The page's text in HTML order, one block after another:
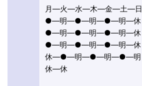
月―火―水―木―金―土―日
●―明―●―明―●―明―休
●―明―●―明―●―明―休
●―明―●―明―●―明―休
休―●―明―●―明―●―明
休―休